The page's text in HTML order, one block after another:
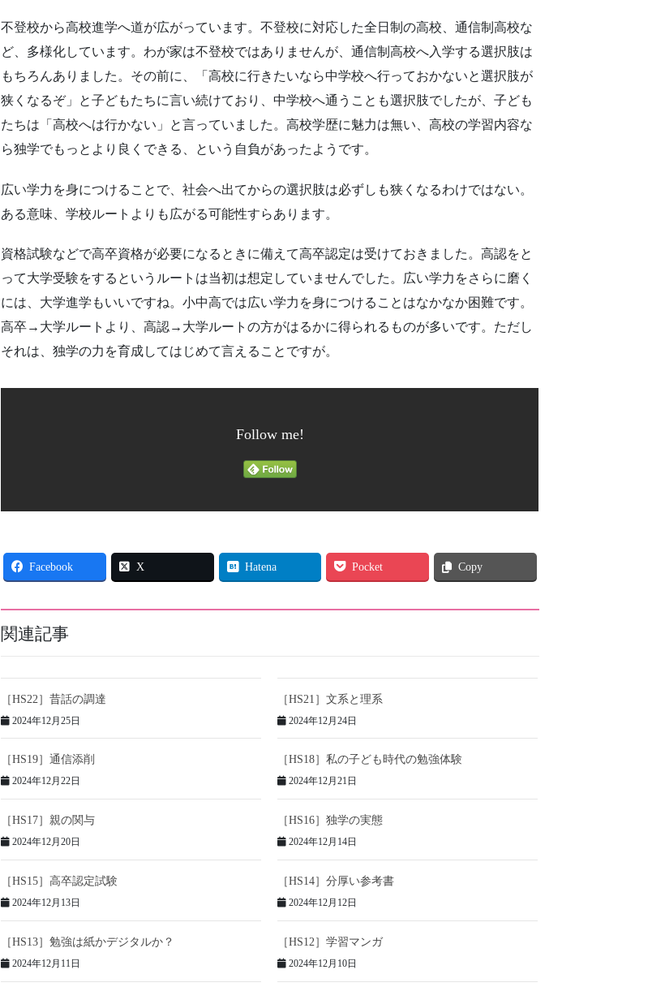
不登校から高校進学へ道が広がっています。不登校に対応した全日制の高校、通信制高校な
ど、多様化しています。わが家は不登校ではありませんが、通信制高校へ入学する選択肢は
もちろんありました。その前に、「高校に行きたいなら中学校へ行っておかないと選択肢が
狭くなるぞ」と子どもたちに言い続けており、中学校へ通うことも選択肢でしたが、子ども
たちは「高校へは行かない」と言っていました。高校学歴に魅力は無い、高校の学習内容な
ら独学でもっとより良くできる、という自負があったようです。
広い学力を身につけることで、社会へ出てからの選択肢は必ずしも狭くなるわけではない。
ある意味、学校ルートよりも広がる可能性すらあります。
資格試験などで高卒資格が必要になるときに備えて高卒認定は受けておきました。高認をと
って大学受験をするというルートは当初は想定していませんでした。広い学力をさらに磨く
には、大学進学もいいですね。小中高では広い学力を身につけることはなかなか困難です。
高卒→大学ルートより、高認→大学ルートの方がはるかに得られるものが多いです。ただし
それは、独学の力を育成してはじめて言えることですが。
Follow me!
Facebook X Hatena Pocket Copy
関連記事
［HS22］昔話の調達
2024年12月25日
［HS21］文系と理系
2024年12月24日
［HS19］通信添削
2024年12月22日
［HS18］私の子ども時代の勉強体験
2024年12月21日
［HS17］親の関与
2024年12月20日
［HS16］独学の実態
2024年12月14日
［HS15］高卒認定試験
2024年12月13日
［HS14］分厚い参考書
2024年12月12日
［HS13］勉強は紙かデジタルか？
2024年12月11日
［HS12］学習マンガ
2024年12月10日